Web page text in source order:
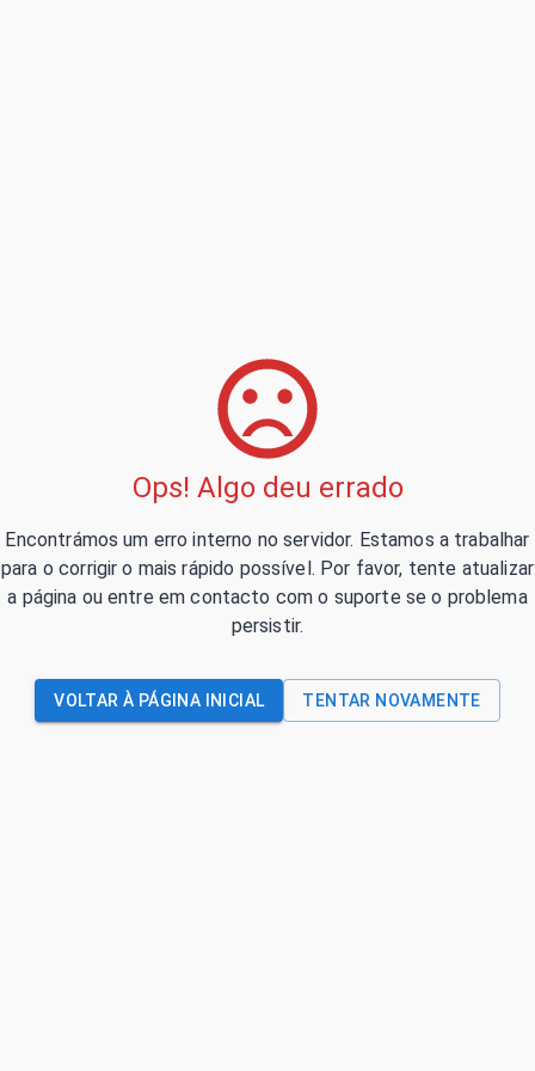
Ops! Algo deu errado
Encontrámos um erro interno no servidor. Estamos a trabalhar
para o corrigir o mais rápido possível. Por favor, tente atualizar
a página ou entre em contacto com o suporte se o problema
persistir.
VOLTAR À PÁGINA INICIAL TENTAR NOVAMENTE